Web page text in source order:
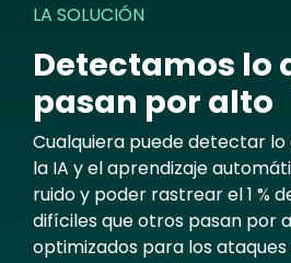
LA SOLUCIÓN
Detectamos lo
pasan por alto
Cualquiera puede detectar lo
la IA y el aprendizaje
ruido y poder rastrear el 1 %
difíciles que otros pasan por
optimizados para los